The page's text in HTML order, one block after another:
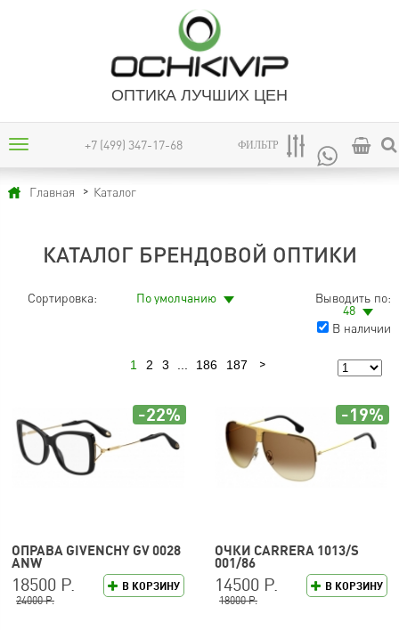
ОПТИКА ЛУЧШИХ ЦЕН
+7 (499) 347-17-68 ФИЛЬТР
Главная Каталог
КАТАЛОГ БРЕНДОВОЙ ОПТИКИ
Сортировка: По умолчанию
Выводить по:
48
В наличии
1 2 3 186 187
ОПРАВА GIVENCHY GV 0028
ANW
В КОРЗИНУ
18500 Р.
24000 Р.
-22%
ОЧКИ CARRERA 1013/S
001/86
В КОРЗИНУ
14500 Р.
18000 Р.
-19%